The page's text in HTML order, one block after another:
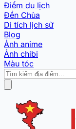
Điểm du lịch
Đền Chùa
Di tích lịch sử
Blog
Ảnh anime
Ảnh chibi
Màu tóc